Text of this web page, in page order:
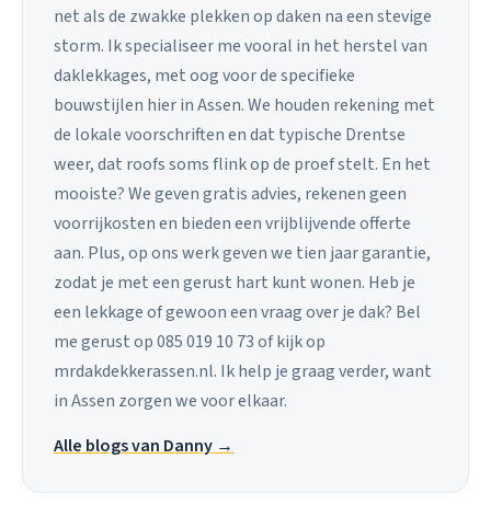
net als de zwakke plekken op daken na een stevige
storm. Ik specialiseer me vooral in het herstel van
daklekkages, met oog voor de specifieke
bouwstijlen hier in Assen. We houden rekening met
de lokale voorschriften en dat typische Drentse
weer, dat roofs soms flink op de proef stelt. En het
mooiste? We geven gratis advies, rekenen geen
voorrijkosten en bieden een vrijblijvende offerte
aan. Plus, op ons werk geven we tien jaar garantie,
zodat je met een gerust hart kunt wonen. Heb je
een lekkage of gewoon een vraag over je dak? Bel
me gerust op 085 019 10 73 of kijk op
mrdakdekkerassen.nl. Ik help je graag verder, want
in Assen zorgen we voor elkaar.
Alle blogs van Danny →